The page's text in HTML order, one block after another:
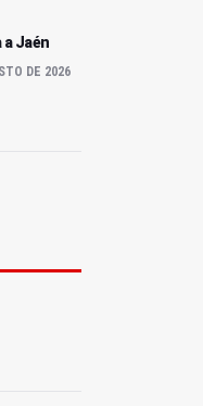
Jaén
DE 2026